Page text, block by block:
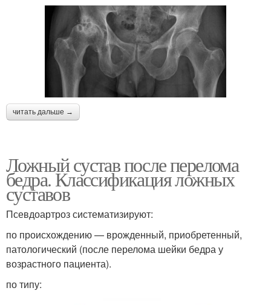
читать дальше →
Ложный сустав после перелома
бедра. Классификация ложных
суставов
Псевдоартроз систематизируют:
по происхождению — врожденный, приобретенный,
патологический (после перелома шейки бедра у
возрастного пациента).
по типу: